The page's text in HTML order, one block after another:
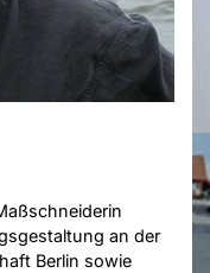
an der
Berlin sowie